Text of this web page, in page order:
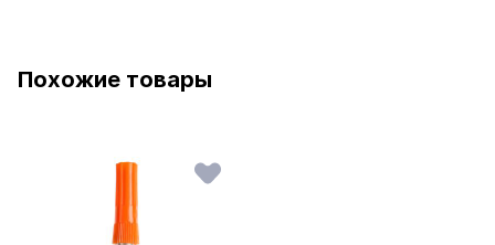
Похожие товары